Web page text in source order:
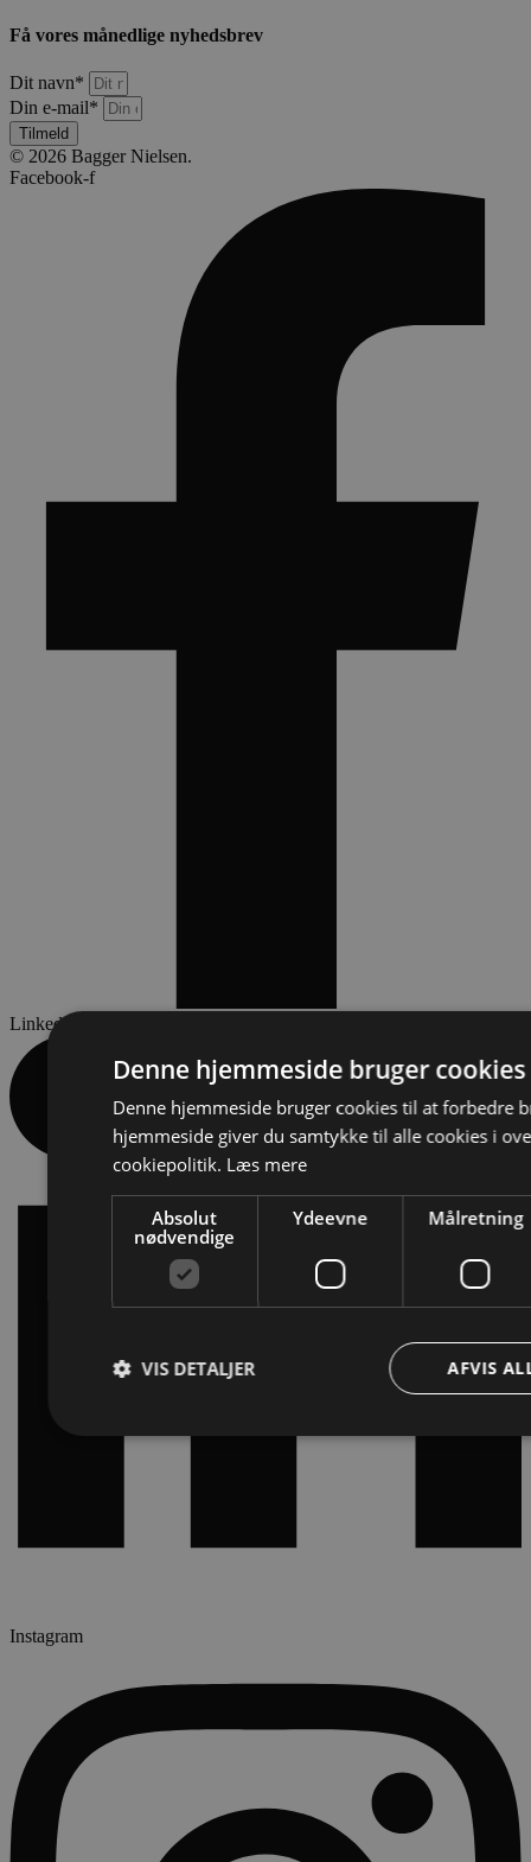
Få vores månedlige nyhedsbrev
Dit navn*
Din e-mail*
Tilmeld
© 2026 Bagger Nielsen.
Facebook-f
Linkedin-in
Instagram
Denne hjemmeside bruger cookies
Denne hjemmeside bruger cookies til at forbedre
hjemmeside giver du samtykke til alle cookies i
cookiepolitik. Læs mere
Absolut
nødvendige
Ydeevne Målretning
AFVIS
VIS DETALJER